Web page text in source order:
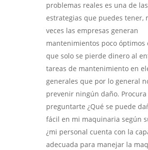
problemas reales es una de
estrategias que puedes tener,
veces las empresas generan
mantenimientos poco óptimos
que solo se pierde dinero al
tareas de mantenimiento en
generales que por lo general
prevenir ningún daño. Procura
preguntarte ¿Qué se puede
fácil en mi maquinaria según
¿mi personal cuenta con la
adecuada para manejar la